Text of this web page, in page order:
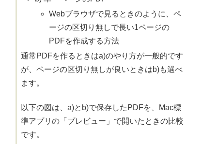
Webブラウザで見るときのように、ペ
ージの区切り無しで長い1ページの
PDFを作成する方法
通常PDFを作るときはa)のやり方が一般的です
が、ページの区切り無しが良いときはb)も選べ
ます。
以下の図は、a)とb)で保存したPDFを、Mac標
準アプリの「プレビュー」で開いたときの比較
です。